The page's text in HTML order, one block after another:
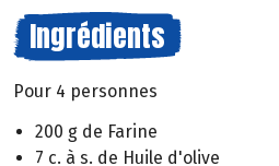
Ingrédients
Pour 4 personnes
200 g de Farine
7 c. à s. de Huile d'olive